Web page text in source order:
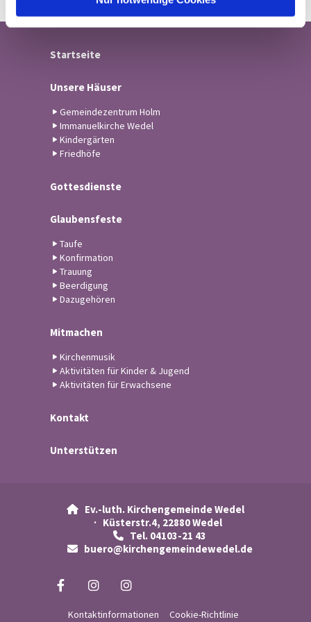
Startseite
Unsere Häuser
Gemeindezentrum Holm
Immanuelkirche Wedel
Kindergärten
Friedhöfe
Gottesdienste
Glaubensfeste
Taufe
Konfirmation
Trauung
Beerdigung
Dazugehören
Mitmachen
Kirchenmusik
Aktivitäten für Kinder & Jugend
Aktivitäten für Erwachsene
Kontakt
Unterstützen

Ev.-luth. Kirchengemeinde Wedel
· Küsterstr.4, 22880 Wedel
 Tel. 04103-21 43
buero@kirchengemeindewedel.de
Kontaktinformationen Cookie-Richtlinie